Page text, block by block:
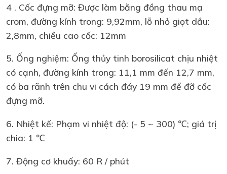
4 . Cốc đựng mỡ: Được làm bằng đồng thau mạ
crom, đường kính trong: 9,92mm, lỗ nhỏ giọt dầu:
2,8mm, chiều cao cốc: 12mm
5. Ống nghiệm: Ống thủy tinh borosilicat chịu nhiệt
có cạnh, đường kính trong: 11,1 mm đến 12,7 mm,
có ba rãnh trên chu vi cách đáy 19 mm để đỡ cốc
đựng mỡ.
6. Nhiệt kế: Phạm vi nhiệt độ: (- 5 ~ 300) ℃; giá trị
chia: 1 ℃
7. Động cơ khuấy: 60 R / phút